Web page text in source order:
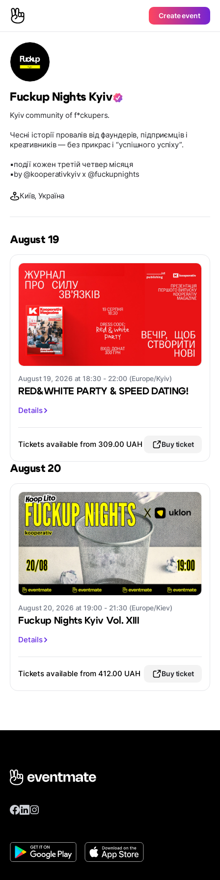
Create event
Fuckup Nights Kyiv
Kyiv community of f*ckupers.
Чесні історії провалів від фаундерів, підприємців і
креативників — без прикрас і “успішного успіху”.
▪️події кожен третій четвер місяця
▪️by @kooperativkyiv x @fuckupnights
Київ, Україна
August 19
August 19, 2026 at 18:30 - 22:00 (Europe/Kyiv)
RED&WHITE PARTY & SPEED DATING!
Details
Tickets available from 309.00 UAH Buy ticket
August 20
August 20, 2026 at 19:00 - 21:30 (Europe/Kiev)
Fuckup Nights Kyiv Vol. XIII
Details
Tickets available from 412.00 UAH Buy ticket